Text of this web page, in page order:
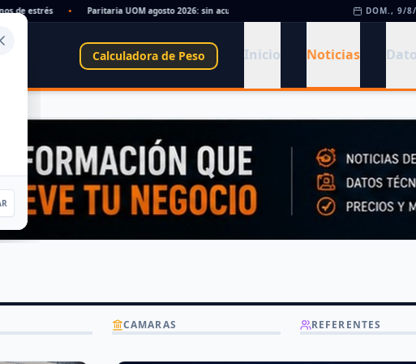
• Paritaria UOM agosto 2026: sin acuerdo, siguen vigentes los valores de abril •
DOM., 9/
Calculadora de Peso Inicio Noticias
CAMARAS REFERENTES